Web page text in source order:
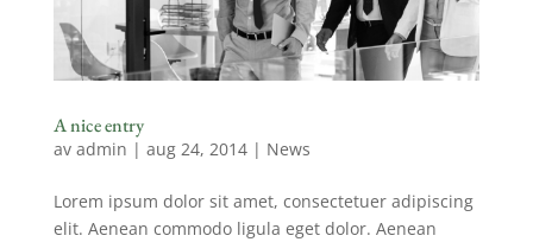
A nice entry
av admin | aug 24, 2014| News
Lorem ipsum dolor sit amet, consectetuer adipiscing
elit. Aenean commodo ligula eget dolor. Aenean